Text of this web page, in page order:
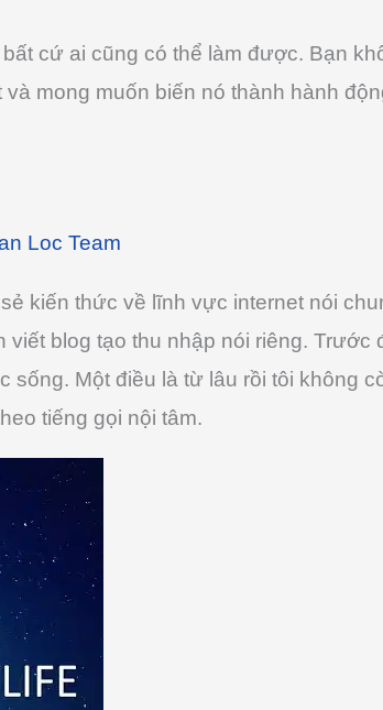
cứ ai cũng có thể làm được. Bạn
mong muốn biến nó thành hành
Loc Team
kiến thức về lĩnh vực internet nói
blog tạo thu nhập nói riêng. Trước
Một điều là từ lâu rồi tôi không
tiếng gọi nội tâm.